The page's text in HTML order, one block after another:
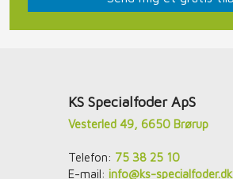
​KS Specialfoder ApS
Vesterled 49, 6650 Brørup
Telefon: 75 38 25 10
E-mail:info@ks-specialfoder.dk